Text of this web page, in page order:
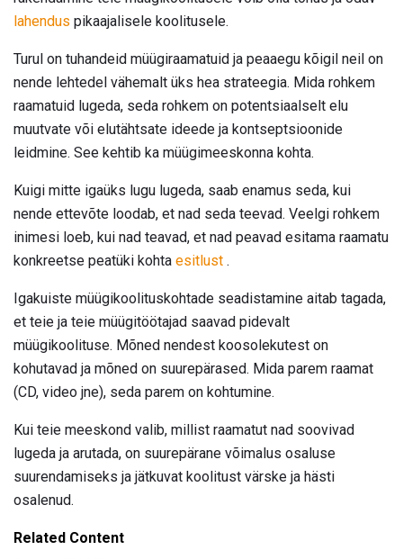
lahendus pikaajalisele koolitusele.
Turul on tuhandeid müügiraamatuid ja peaaegu kõigil neil on
nende lehtedel vähemalt üks hea strateegia. Mida rohkem
raamatuid lugeda, seda rohkem on potentsiaalselt elu
muutvate või elutähtsate ideede ja kontseptsioonide
leidmine. See kehtib ka müügimeeskonna kohta.
Kuigi mitte igaüks lugu lugeda, saab enamus seda, kui
nende ettevõte loodab, et nad seda teevad. Veelgi rohkem
inimesi loeb, kui nad teavad, et nad peavad esitama raamatu
konkreetse peatüki kohta esitlust .
Igakuiste müügikoolituskohtade seadistamine aitab tagada,
et teie ja teie müügitöötajad saavad pidevalt
müügikoolituse. Mõned nendest koosolekutest on
kohutavad ja mõned on suurepärased. Mida parem raamat
(CD, video jne), seda parem on kohtumine.
Kui teie meeskond valib, millist raamatut nad soovivad
lugeda ja arutada, on suurepärane võimalus osaluse
suurendamiseks ja jätkuvat koolitust värske ja hästi
osalenud.
Related Content